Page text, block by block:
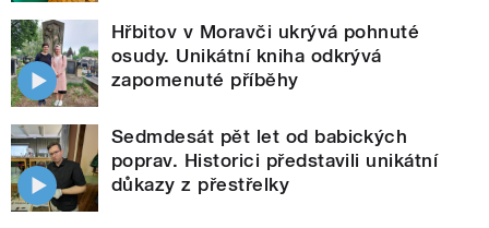
Hřbitov v Moravči ukrývá pohnuté
osudy. Unikátní kniha odkrývá
zapomenuté příběhy
Sedmdesát pět let od babických
poprav. Historici představili unikátní
důkazy z přestřelky